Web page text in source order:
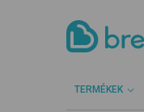
TERMÉKEK